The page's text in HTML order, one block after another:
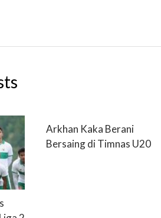
Arkhan Kaka Berani
Bersaing di Timnas U20